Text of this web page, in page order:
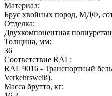
Материал:
Брус хвойных пород, МДФ,
Отделка:
Двухкомпонентная
Толщина, мм:
36
Соответствие RAL:
RAL 9016 - Транспортный
Verkehrsweiß).
Масса брутто, кг: